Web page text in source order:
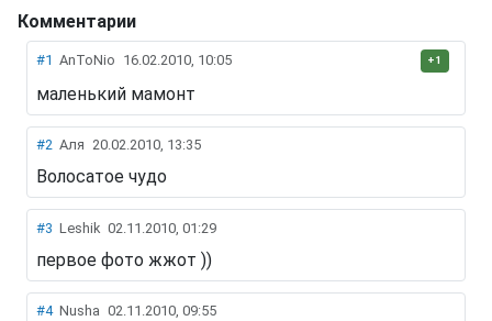
Первые эмоции маленького слонёнка
Комментарии
#1 AnToNio 16.02.2010, 10:05 +1
маленький мамонт
#2 Аля 20.02.2010, 13:35
Волосатое чудо
#3 Leshik 02.11.2010, 01:29
первое фото жжот ))
#4 Nusha 02.11.2010, 09:55